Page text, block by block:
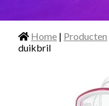
Home | Producten
duikbril